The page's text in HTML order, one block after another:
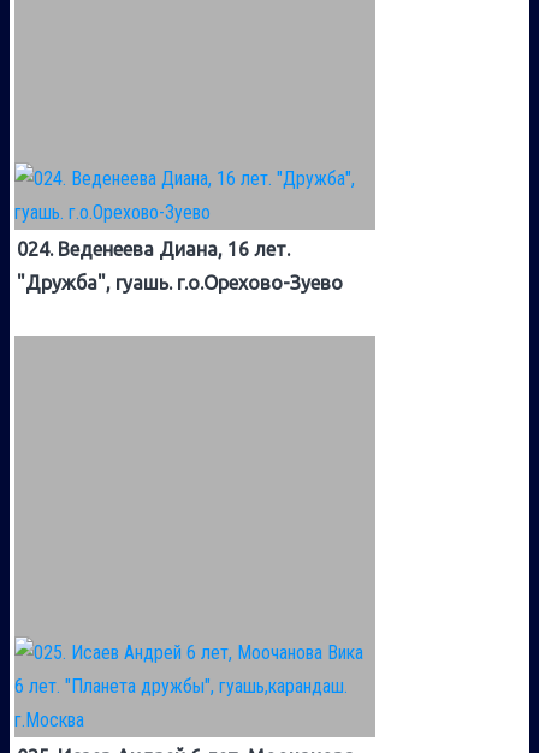
024. Веденеева Диана, 16 лет.
"Дружба", гуашь. г.о.Орехово-Зуево